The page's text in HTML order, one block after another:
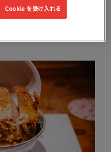
Cookie を受け入れる